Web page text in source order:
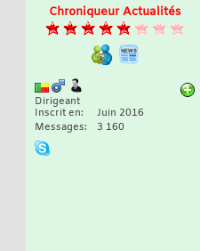
Chroniqueur Actualités
Dirigeant
Inscrit en
Juin 2016
Messages
3 160